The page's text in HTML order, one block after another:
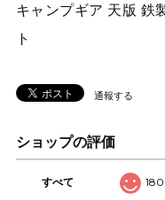
キャンプギア 天版
ト
通報する
ショップの評価
すべて 180